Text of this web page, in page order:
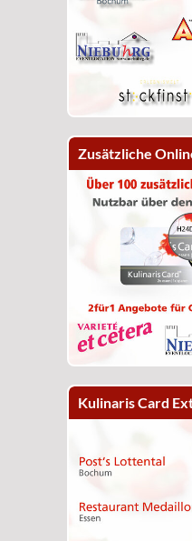
Zusätzliche
Kulinaris Card